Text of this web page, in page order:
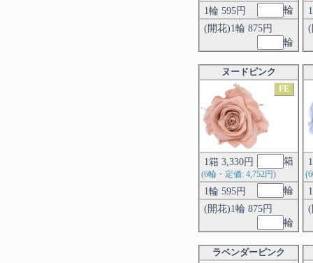
1輪 595円
輪
(開花)1輪 875円
輪
(
ヌードピンク
FE
1箱 3,330円 箱
(6輪・定価: 4,752円)
1輪 595円
輪
(開花)1輪 875円
輪
(
ラベンダーピンク